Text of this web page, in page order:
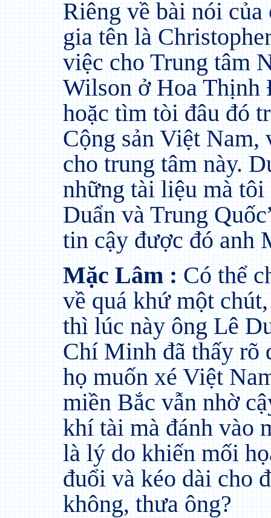
Riêng về bài nói
gia tên là
việc cho Trung tâm
Wilson ở Hoa Thịnh
hoặc tìm tòi đâu đó
Cộng sản Việt Nam,
cho trung tâm này.
những tài liệu mà tôi
Duẩn và Trung
tin cậy được đó anh
Mặc Lâm :Có thể
về quá khứ một
thì lúc này ông Lê
Chí Minh đã thấy rõ
họ muốn xé Việt
miền Bắc vẫn nhờ
khí tài mà đánh vào
là lý do khiến mối
đuổi và kéo dài cho
không, thưa ông?